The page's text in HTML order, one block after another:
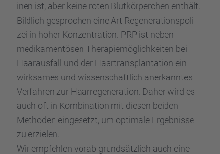
inen ist, aber keine roten Blutkör­per­chen enthält.
Bildlich gespro­chen eine Art Regene­ra­ti­ons­po­li­
zei in hoher Konzen­tra­tion. PRP ist neben
medika­men­tö­sen Thera­pie­mög­lich­kei­ten bei
Haaraus­fall und der Haartrans­plan­ta­tion ein
wirksa­mes und wissen­schaft­lich anerkann­tes
Verfah­ren zur Haarre­ge­ne­ra­tion. Daher wird es
auch oft in Kombi­na­tion mit diesen beiden
Metho­den einge­setzt, um optimale Ergeb­nisse
zu erzie­len.
Wir empfeh­len vorab grund­sätz­lich auch eine